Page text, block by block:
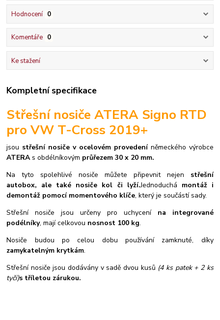
Hodnocení 0
Komentáře 0
Ke stažení
Kompletní specifikace
Střešní nosiče ATERA Signo RTD
pro VW T-Cross 2019+
jsou střešní nosiče v ocelovém provedeníněmeckého výrobce
ATERAs obdélníkovým průřezem 30 x 20 mm.
Na tyto spolehlivé nosiče můžete připevnit nejen střešní
autobox, ale také nosiče kol či lyží.Jednoduchá montáž i
demontáž pomocí momentového klíče, který je součástí sady.
Střešní nosiče jsou určeny pro uchycení na integrované
podélníky, mají celkovou nosnost 100 kg.
Nosiče budou po celou dobu používání zamknuté, díky
zamykatelným krytkám.
Střešní nosiče jsou dodávány v sadě dvou kusů (4 ks patek + 2 ks
tyčí)s tříletou zárukou.